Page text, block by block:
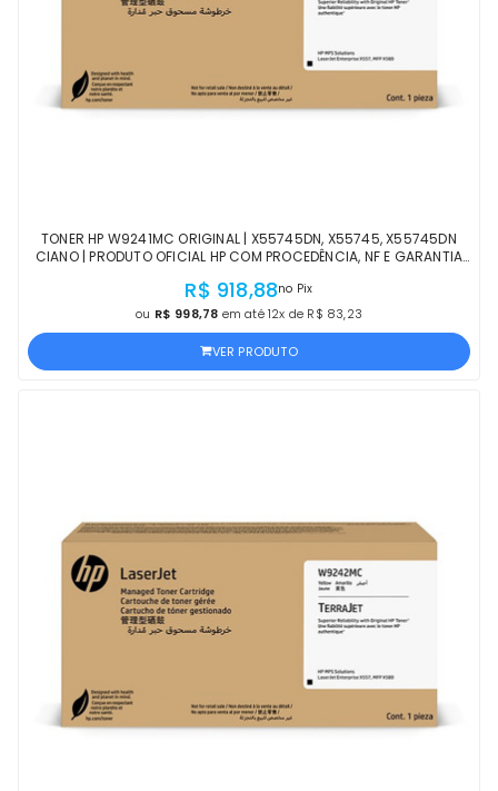
TONER HP W9241MC ORIGINAL | X55745DN, X55745, X55745DN
CIANO | PRODUTO OFICIAL HP COM PROCEDÊNCIA, NF E GARANTIA
R$ 918,88no Pix
ou R$ 998,78 em até 12x de R$ 83,23
VER PRODUTO